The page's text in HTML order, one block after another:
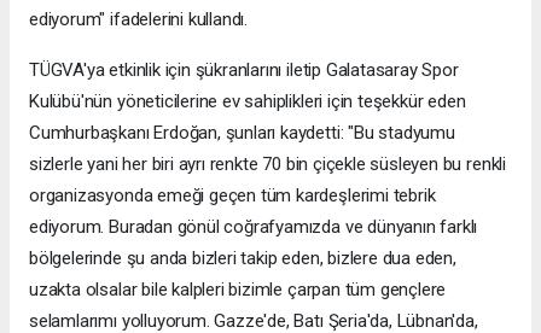
ediyorum" ifadelerini kullandı.
TÜGVA'ya etkinlik için şükranlarını iletip Galatasaray Spor
Kulübü'nün yöneticilerine ev sahiplikleri için teşekkür eden
Cumhurbaşkanı Erdoğan, şunları kaydetti: "Bu stadyumu
sizlerle yani her biri ayrı renkte 70 bin çiçekle süsleyen bu renkli
organizasyonda emeği geçen tüm kardeşlerimi tebrik
ediyorum. Buradan gönül coğrafyamızda ve dünyanın farklı
bölgelerinde şu anda bizleri takip eden, bizlere dua eden,
uzakta olsalar bile kalpleri bizimle çarpan tüm gençlere
selamlarımı yolluyorum. Gazze'de, Batı Şeria'da, Lübnan'da,